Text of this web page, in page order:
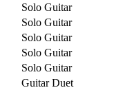
Solo Guitar
Solo Guitar
Solo Guitar
Solo Guitar
Solo Guitar
Guitar Duet